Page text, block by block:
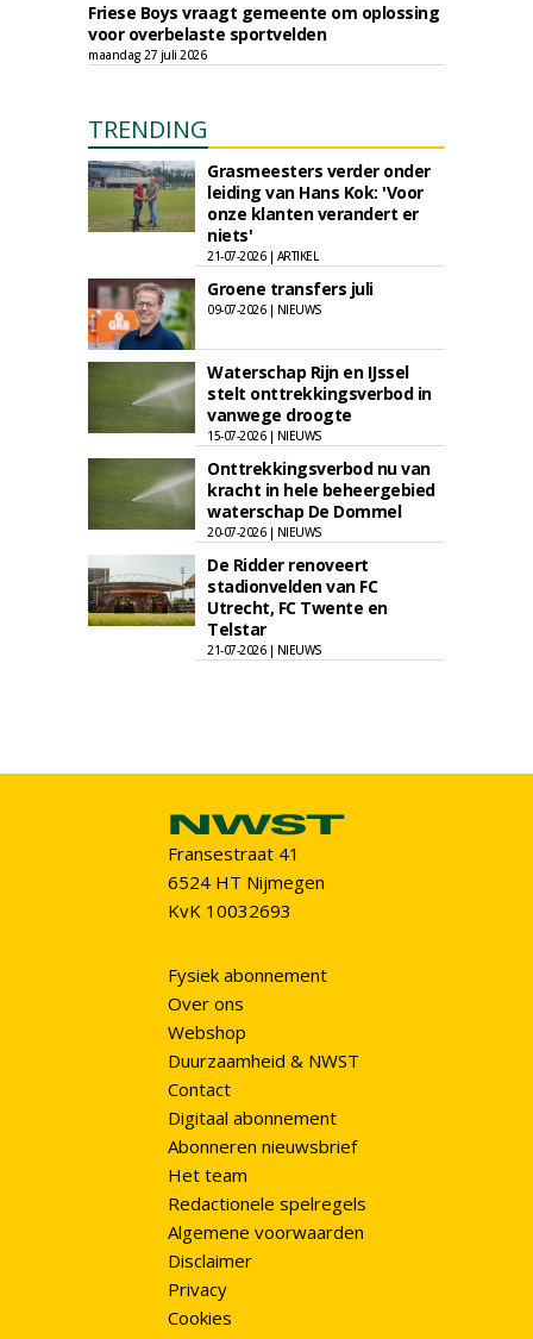
Friese Boys vraagt gemeente om oplossing
voor overbelaste sportvelden
maandag 27 juli 2026
TRENDING
Grasmeesters verder onder
leiding van Hans Kok: 'Voor
onze klanten verandert er
niets'
21-07-2026 | ARTIKEL
Groene transfers juli
09-07-2026 | NIEUWS
Waterschap Rijn en IJssel
stelt onttrekkingsverbod in
vanwege droogte
15-07-2026 | NIEUWS
Onttrekkingsverbod nu van
kracht in hele beheergebied
waterschap De Dommel
20-07-2026 | NIEUWS
De Ridder renoveert
stadionvelden van FC
Utrecht, FC Twente en
Telstar
21-07-2026 | NIEUWS
Fransestraat 41
6524 HT Nijmegen
KvK 10032693
Fysiek abonnement
Over ons
Webshop
Duurzaamheid & NWST
Contact
Digitaal abonnement
Abonneren nieuwsbrief
Het team
Redactionele spelregels
Algemene voorwaarden
Disclaimer
Privacy
Cookies